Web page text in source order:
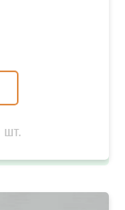
шт.